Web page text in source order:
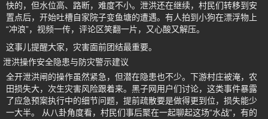
快的，但水位高、路断，难度不小。泄洪还在继续，村民们转移到安
置点后，开始吐槽自家院子变鱼塘的遭遇。有人拍到小狗在漂浮物上
“冲浪”，视频一传，评论区笑翻一片，又心酸又解压。
这事儿提醒大家，灾害面前团结最重要。
泄洪操作安全隐患与防灾警示建议
全开泄洪闸的操作虽然紧急，但潜在隐患也不少。下游村庄被淹，农
田损失大，次生灾害风险跟着来。黑子网用户们讨论，这类事件暴露
了应急预案执行中的细节问题，提前疏散要是做得更到位，损失能少
一大半。 从八卦角度看，村民们事后聚在一起聊起这场“水战”，有的